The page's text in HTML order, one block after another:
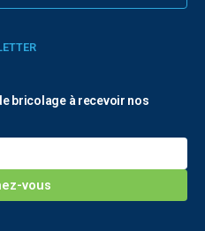
bricolage à recevoir nos